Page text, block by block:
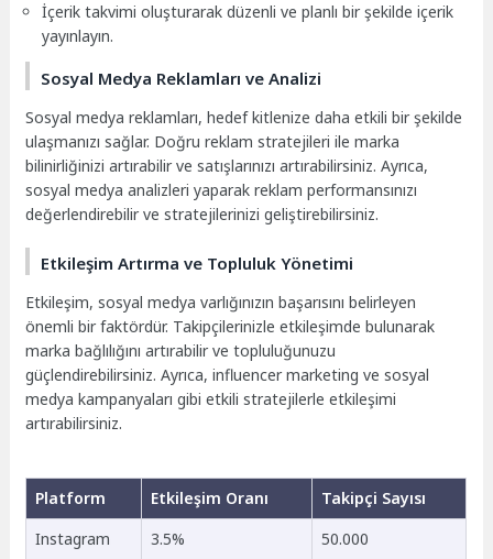
İçerik takvimi oluşturarak düzenli ve planlı bir şekilde içerik
yayınlayın.
Sosyal Medya Reklamları ve Analizi
Sosyal medya reklamları, hedef kitlenize daha etkili bir şekilde
ulaşmanızı sağlar. Doğru reklam stratejileri ile marka
bilinirliğinizi artırabilir ve satışlarınızı artırabilirsiniz. Ayrıca,
sosyal medya analizleri yaparak reklam performansınızı
değerlendirebilir ve stratejilerinizi geliştirebilirsiniz.
Etkileşim Artırma ve Topluluk Yönetimi
Etkileşim, sosyal medya varlığınızın başarısını belirleyen
önemli bir faktördür. Takipçilerinizle etkileşimde bulunarak
marka bağlılığını artırabilir ve topluluğunuzu
güçlendirebilirsiniz. Ayrıca, influencer marketing ve sosyal
medya kampanyaları gibi etkili stratejilerle etkileşimi
artırabilirsiniz.
Platform Etkileşim Oranı
Takipçi Sayısı
Instagram
3.5%
50.000